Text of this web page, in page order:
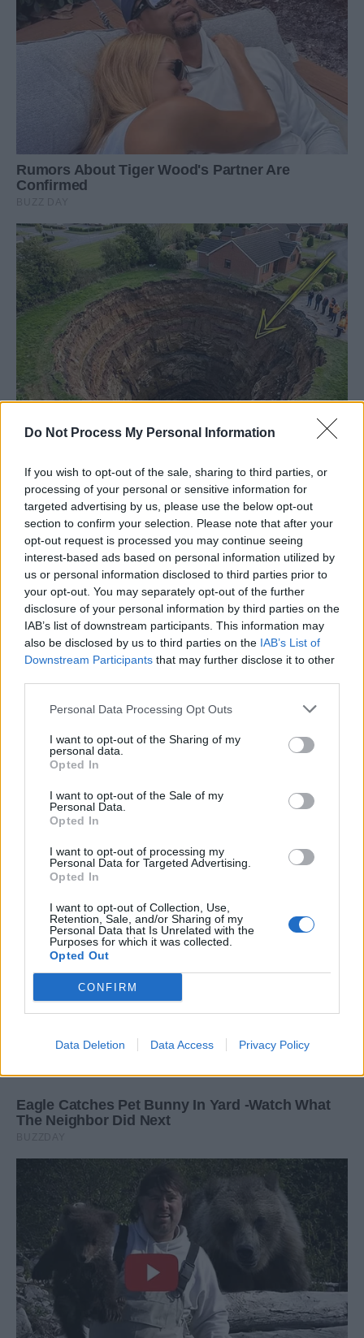
Do Not Process My Personal Information
If you wish to opt-out of the sale, sharing to third parties, or
processing of your personal or sensitive information for
targeted advertising by us, please use the below opt-out
section to confirm your selection. Please note that after your
opt-out request is processed you may continue seeing
interest-based ads based on personal information utilized by
us or personal information disclosed to third parties prior to
your opt-out. You may separately opt-out of the further
disclosure of your personal information by third parties on the
IAB’s list of downstream participants. This information may
also be disclosed by us to third parties on the IAB’s List of
Downstream Participants that may further disclose it to other
Personal Data Processing Opt Outs
I want to opt-out of the Sharing of my
personal data.
Opted In
I want to opt-out of the Sale of my
Personal Data.
Opted In
I want to opt-out of processing my
Personal Data for Targeted Advertising.
Opted In
I want to opt-out of Collection, Use,
Retention, Sale, and/or Sharing of my
Personal Data that Is Unrelated with the
Purposes for which it was collected.
Opted Out
CONFIRM
Data Deletion Data Access Privacy Policy